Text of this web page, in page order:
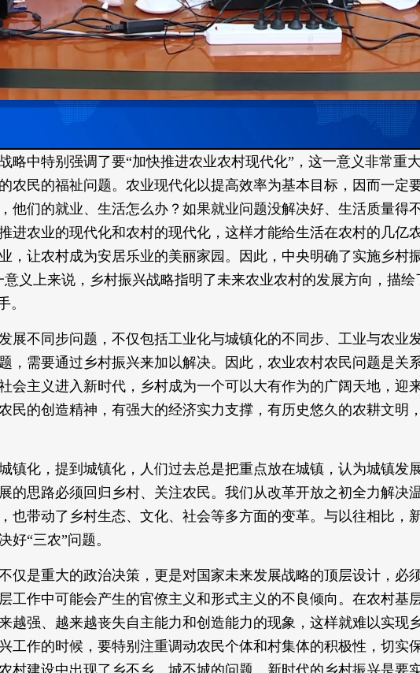
略中特别强调了要“加快推进农业农村现代化”，这一意义非常重
农民的福祉问题。农业现代化以提高效率为基本目标，因而一定
他们的就业、生活怎么办？如果就业问题没解决好、生活质量得
进农业的现代化和农村的现代化，这样才能给生活在农村的几亿
，让农村成为安居乐业的美丽家园。因此，中央明确了实施乡村
义上来说，乡村振兴战略指明了未来农业农村的发展方向，描
。
展不同步问题，不仅包括工业化与城镇化的不同步、工业与农业
，需要通过乡村振兴来加以解决。因此，农业农村农民问题是关
会主义进入新时代，乡村成为一个可以大有作为的广阔天地，迎
民的创造精神，有强大的经济实力支撑，有历史悠久的农耕文明
镇化，提到城镇化，人们过去总是把重点放在城镇，认为城镇发
的思路必须回归乡村、关注农民。我们从改革开放之初全力解决
也带动了乡村生态、文化、社会等多方面的变革。与以往相比，
好“三农”问题。
仅是重大的政治决策，更是对国家未来发展战略的顶层设计，必
工作中可能会产生的官僚主义和形式主义的不良倾向。在农村基
越强、越来越丧失自主能力和创造能力的现象，这样就难以实现
工作的时候，要特别注重调动农民个体和村集体的积极性，切实
村建设中出现了乡不乡、城不城的问题。新时代的乡村振兴是要